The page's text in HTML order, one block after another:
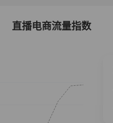
直播电商流量指数